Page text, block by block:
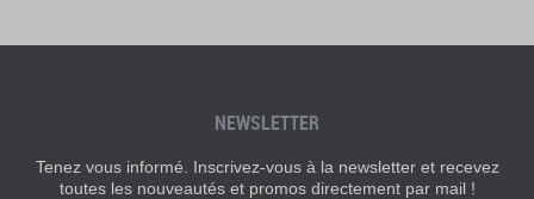
NEWSLETTER
Tenez vous informé. Inscrivez-vous à la newsletter et recevez
toutes les nouveautés et promos directement par mail !